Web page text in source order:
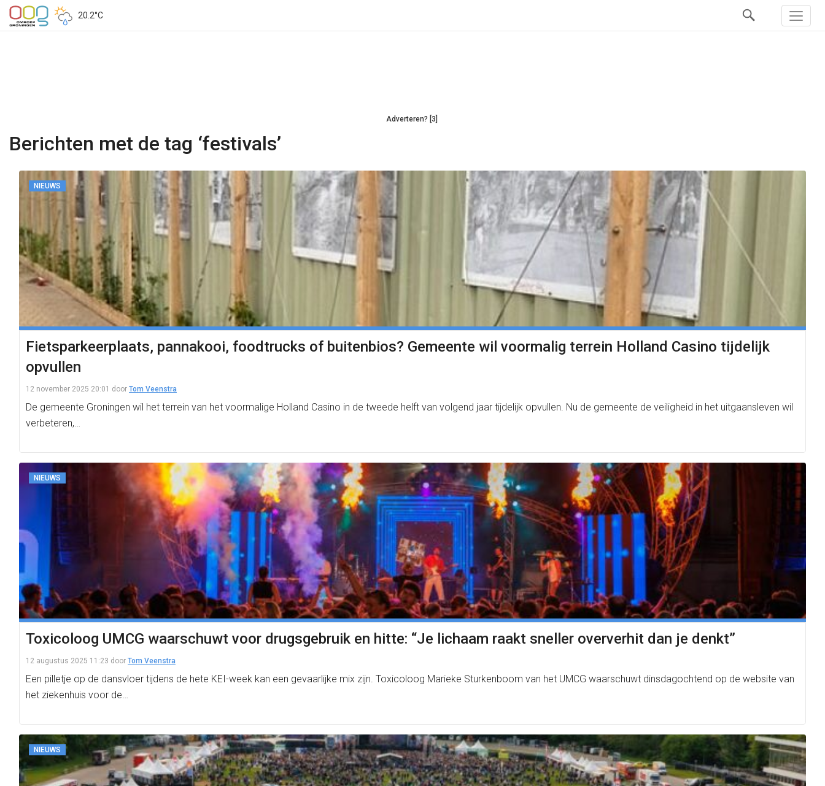
20.2°C
Adverteren? [3]
Berichten met de tag ‘festivals’
NIEUWS
Fietsparkeerplaats, pannakooi, foodtrucks of buitenbios? Gemeente wil voormalig terrein Holland Casino tijdelijk
opvullen
12 november 2025 20:01 door Tom Veenstra
De gemeente Groningen wil het terrein van het voormalige Holland Casino in de tweede helft van volgend jaar tijdelijk opvullen. Nu de gemeente de veiligheid in het uitgaansleven wil
verbeteren,…
NIEUWS
Toxicoloog UMCG waarschuwt voor drugsgebruik en hitte: “Je lichaam raakt sneller oververhit dan je denkt”
12 augustus 2025 11:23 door Tom Veenstra
Een pilletje op de dansvloer tijdens de hete KEI-week kan een gevaarlijke mix zijn. Toxicoloog Marieke Sturkenboom van het UMCG waarschuwt dinsdagochtend op de website van
het ziekenhuis voor de…
NIEUWS